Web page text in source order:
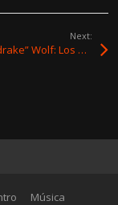
Next:
“Mandrake” Wolf: Los Druidas es una cosa que tiene un poder que ya es propio
Música